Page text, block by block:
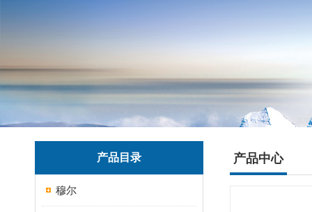
产品目录
穆尔
产品中心